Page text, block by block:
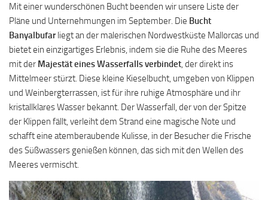
Mit einer wunderschönen Bucht beenden wir unsere Liste der
Pläne und Unternehmungen im September. Die Bucht
Banyalbufarliegt an der malerischen Nordwestküste Mallorcas und
bietet ein einzigartiges Erlebnis, indem sie die Ruhe des Meeres
mit der Majestät eines Wasserfalls verbindet , der direkt ins
Mittelmeer stürzt. Diese kleine Kieselbucht, umgeben von Klippen
und Weinbergterrassen, ist für ihre ruhige Atmosphäre und ihr
kristallklares Wasser bekannt. Der Wasserfall, der von der Spitze
der Klippen fällt, verleiht dem Strand eine magische Note und
schafft eine atemberaubende Kulisse, in der Besucher die Frische
des Süßwassers genießen können, das sich mit den Wellen des
Meeres vermischt.